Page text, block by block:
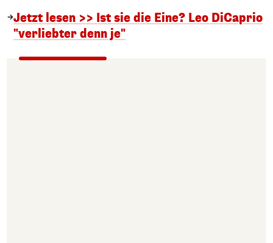
Jetzt lesen >> Ist sie die Eine? Leo DiCaprio
"verliebter denn je"